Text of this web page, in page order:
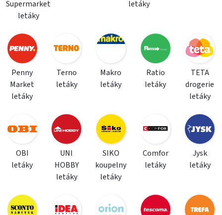
Supermarket
letáky
letáky
Penny
Market
letáky
Terno
letáky
Makro
letáky
Ratio
letáky
TETA
drogerie
letáky
OBI
letáky
UNI
HOBBY
letáky
SIKO
koupelny
letáky
Comfor
letáky
Jysk
letáky